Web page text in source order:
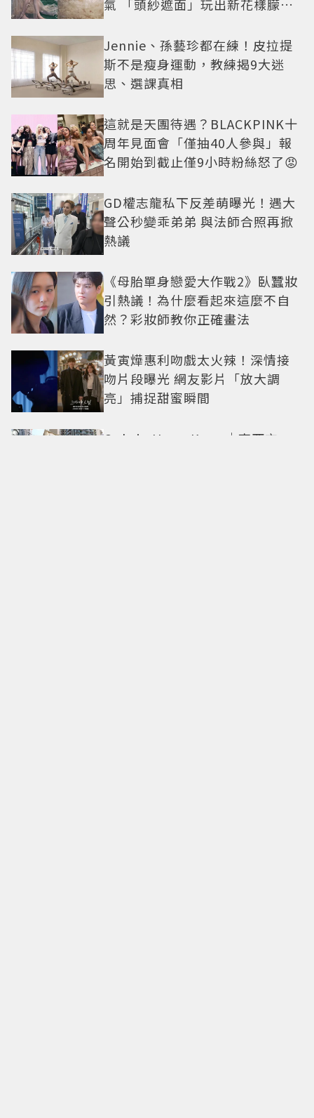
氣 「頭紗遮面」玩出新花樣朦朧
Jennie、孫藝珍都在練！皮拉提
斯不是瘦身運動，教練揭9大迷
思、選課真相
這就是天團待遇？BLACKPINK十
周年見面會「僅抽40人參與」報
名開始到截止僅9小時粉絲怒了😡
GD權志龍私下反差萌曝光！遇大
聲公秒變乖弟弟 與法師合照再掀
熱議
《母胎單身戀愛大作戰2》臥蠶妝
引熱議！為什麼看起來這麼不自
然？彩妝師教你正確畫法
黃寅燁惠利吻戲太火辣！深情接
吻片段曝光 網友影片「放大調
亮」捕捉甜蜜瞬間
Only in Hong Kong｜東西交